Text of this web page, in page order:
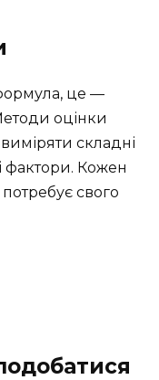
це —
оцінки
складні
фактори. Кожен
свого